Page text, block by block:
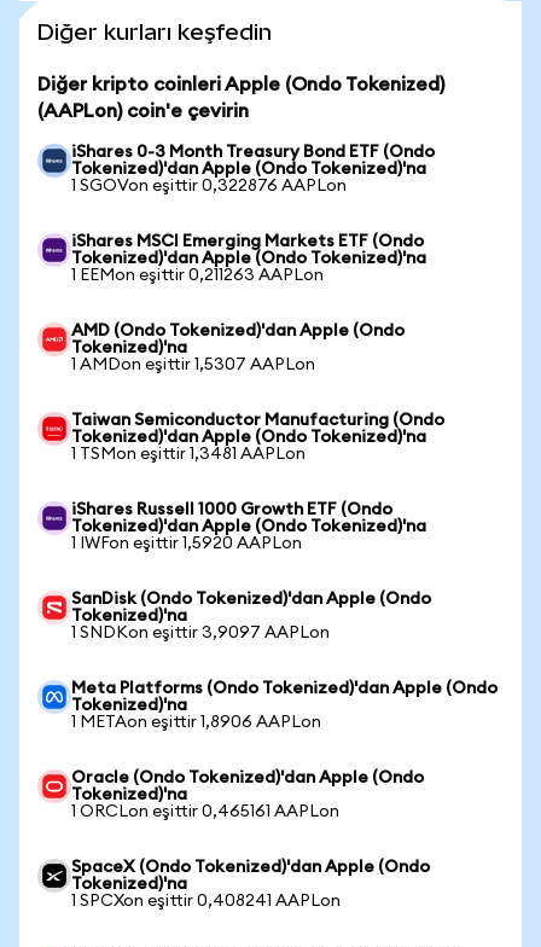
Diğer kurları keşfedin
Diğer kripto coinleri Apple (Ondo Tokenized)
(AAPLon) coin'e çevirin
iShares 0-3 Month Treasury Bond ETF (Ondo
Tokenized)'dan Apple (Ondo Tokenized)'na
1 SGOVon eşittir 0,322876 AAPLon
iShares MSCI Emerging Markets ETF (Ondo
Tokenized)'dan Apple (Ondo Tokenized)'na
1 EEMon eşittir 0,211263 AAPLon
AMD (Ondo Tokenized)'dan Apple (Ondo
Tokenized)'na
1 AMDon eşittir 1,5307 AAPLon
Taiwan Semiconductor Manufacturing (Ondo
Tokenized)'dan Apple (Ondo Tokenized)'na
1 TSMon eşittir 1,3481 AAPLon
iShares Russell 1000 Growth ETF (Ondo
Tokenized)'dan Apple (Ondo Tokenized)'na
1 IWFon eşittir 1,5920 AAPLon
SanDisk (Ondo Tokenized)'dan Apple (Ondo
Tokenized)'na
1 SNDKon eşittir 3,9097 AAPLon
Meta Platforms (Ondo Tokenized)'dan Apple (Ondo
Tokenized)'na
1 METAon eşittir 1,8906 AAPLon
Oracle (Ondo Tokenized)'dan Apple (Ondo
Tokenized)'na
1 ORCLon eşittir 0,465161 AAPLon
SpaceX (Ondo Tokenized)'dan Apple (Ondo
Tokenized)'na
1 SPCXon eşittir 0,408241 AAPLon